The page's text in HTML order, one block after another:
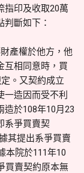
指印及收取20萬
斷如下：
產權於他方，他
互相同意時，買
。又契約成立
造因而受不利
造於108年10月23
系爭買賣契
其提出系爭買賣
本院於111年10
買賣契約原本無